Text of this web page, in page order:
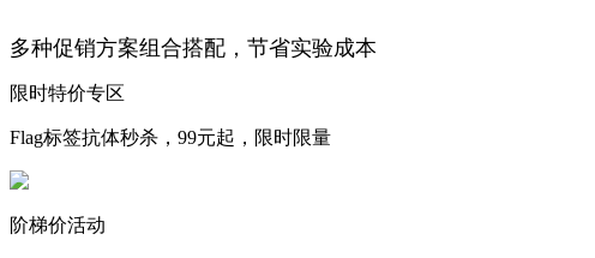
多种促销方案组合搭配，节省实验成本
限时特价专区
Flag标签抗体秒杀，99元起，限时限量
阶梯价活动